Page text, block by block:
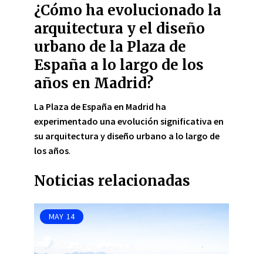
¿Cómo ha evolucionado la
arquitectura y el diseño
urbano de la Plaza de
España a lo largo de los
años en Madrid?
La Plaza de España en Madrid ha
experimentado una evolución significativa en
su arquitectura y diseño urbano a lo largo de
los años.
Noticias relacionadas
MAY 14